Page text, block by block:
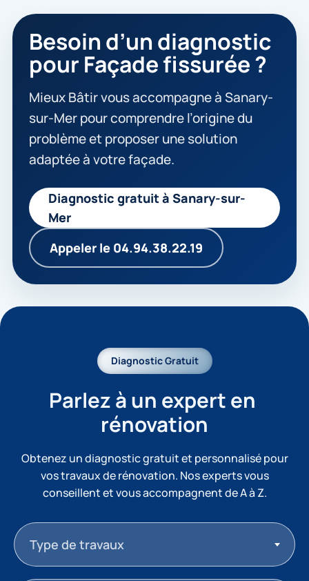
Besoin d’un diagnostic
pour Façade fissurée ?
Mieux Bâtir vous accompagne à Sanary-
sur-Mer pour comprendre l’origine du
problème et proposer une solution
adaptée à votre façade.
Diagnostic gratuit à Sanary-sur-
Mer
Appeler le 04.94.38.22.19
Diagnostic Gratuit
Parlez à un expert en
rénovation
Obtenez un diagnostic gratuit et personnalisé pour
vos travaux de rénovation. Nos experts vous
conseillent et vous accompagnent de A à Z.
Type de travaux